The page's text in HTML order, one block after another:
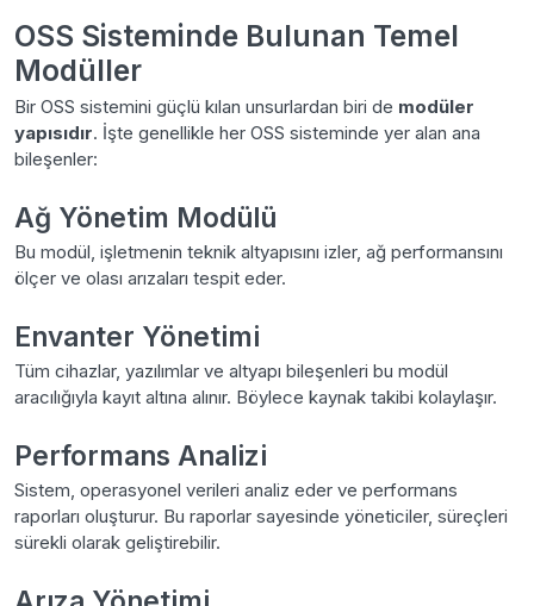
OSS Sisteminde Bulunan Temel
Modüller
Bir OSS sistemini güçlü kılan unsurlardan biri de modüler
yapısıdır. İşte genellikle her OSS sisteminde yer alan ana
bileşenler:
Ağ Yönetim Modülü
Bu modül, işletmenin teknik altyapısını izler, ağ performansını
ölçer ve olası arızaları tespit eder.
Envanter Yönetimi
Tüm cihazlar, yazılımlar ve altyapı bileşenleri bu modül
aracılığıyla kayıt altına alınır. Böylece kaynak takibi kolaylaşır.
Performans Analizi
Sistem, operasyonel verileri analiz eder ve performans
raporları oluşturur. Bu raporlar sayesinde yöneticiler, süreçleri
sürekli olarak geliştirebilir.